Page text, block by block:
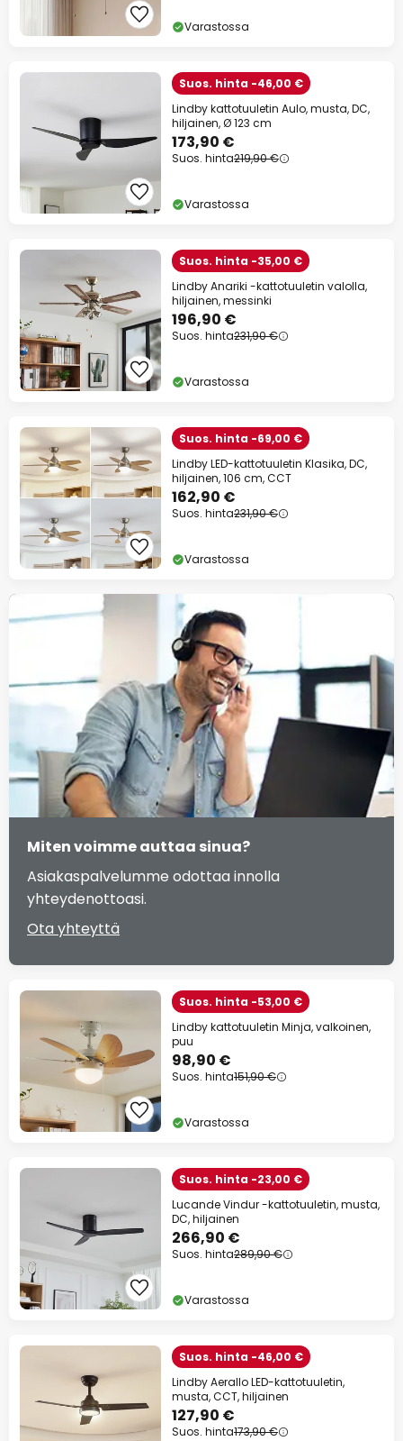
Varastossa
Suos. hinta -46,00 €
Lindby kattotuuletin Aulo, musta, DC,
hiljainen, Ø 123 cm
173,90 €
Suos. hinta219,90 €
Varastossa
Suos. hinta -35,00 €
Lindby Anariki -kattotuuletin valolla,
hiljainen, messinki
196,90 €
Suos. hinta231,90 €
Varastossa
Suos. hinta -69,00 €
Lindby LED-kattotuuletin Klasika, DC,
hiljainen, 106 cm, CCT
162,90 €
Suos. hinta231,90 €
Varastossa
Miten voimme auttaa sinua?
Asiakaspalvelumme odottaa innolla
yhteydenottoasi.
Ota yhteyttä
Suos. hinta -53,00 €
Lindby kattotuuletin Minja, valkoinen,
puu
98,90 €
Suos. hinta151,90 €
Varastossa
Suos. hinta -23,00 €
Lucande Vindur -kattotuuletin, musta,
DC, hiljainen
266,90 €
Suos. hinta289,90 €
Varastossa
Suos. hinta -46,00 €
Lindby Aerallo LED-kattotuuletin,
musta, CCT, hiljainen
127,90 €
Suos. hinta173,90 €